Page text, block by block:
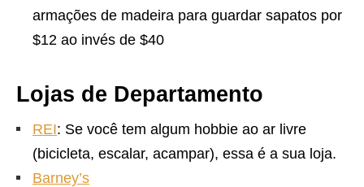
armações de madeira para guardar sapatos por
$12 ao invés de $40
Lojas de Departamento
REI: Se você tem algum hobbie ao ar livre
(bicicleta, escalar, acampar), essa é a sua loja.
Barney’s